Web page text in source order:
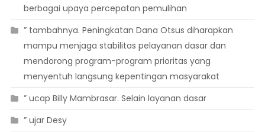
berbagai upaya percepatan pemulihan
” tambahnya. Peningkatan Dana Otsus diharapkan
mampu menjaga stabilitas pelayanan dasar dan
mendorong program-program prioritas yang
menyentuh langsung kepentingan masyarakat
” ucap Billy Mambrasar. Selain layanan dasar
” ujar Desy